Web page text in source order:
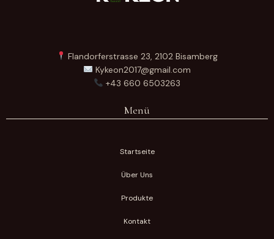
Flandorferstrasse 23, 2102 Bisamberg
Kykeon2017@gmail.com
+43 660 6503263
Menü
Startseite
Über Uns
Produkte
Kontakt